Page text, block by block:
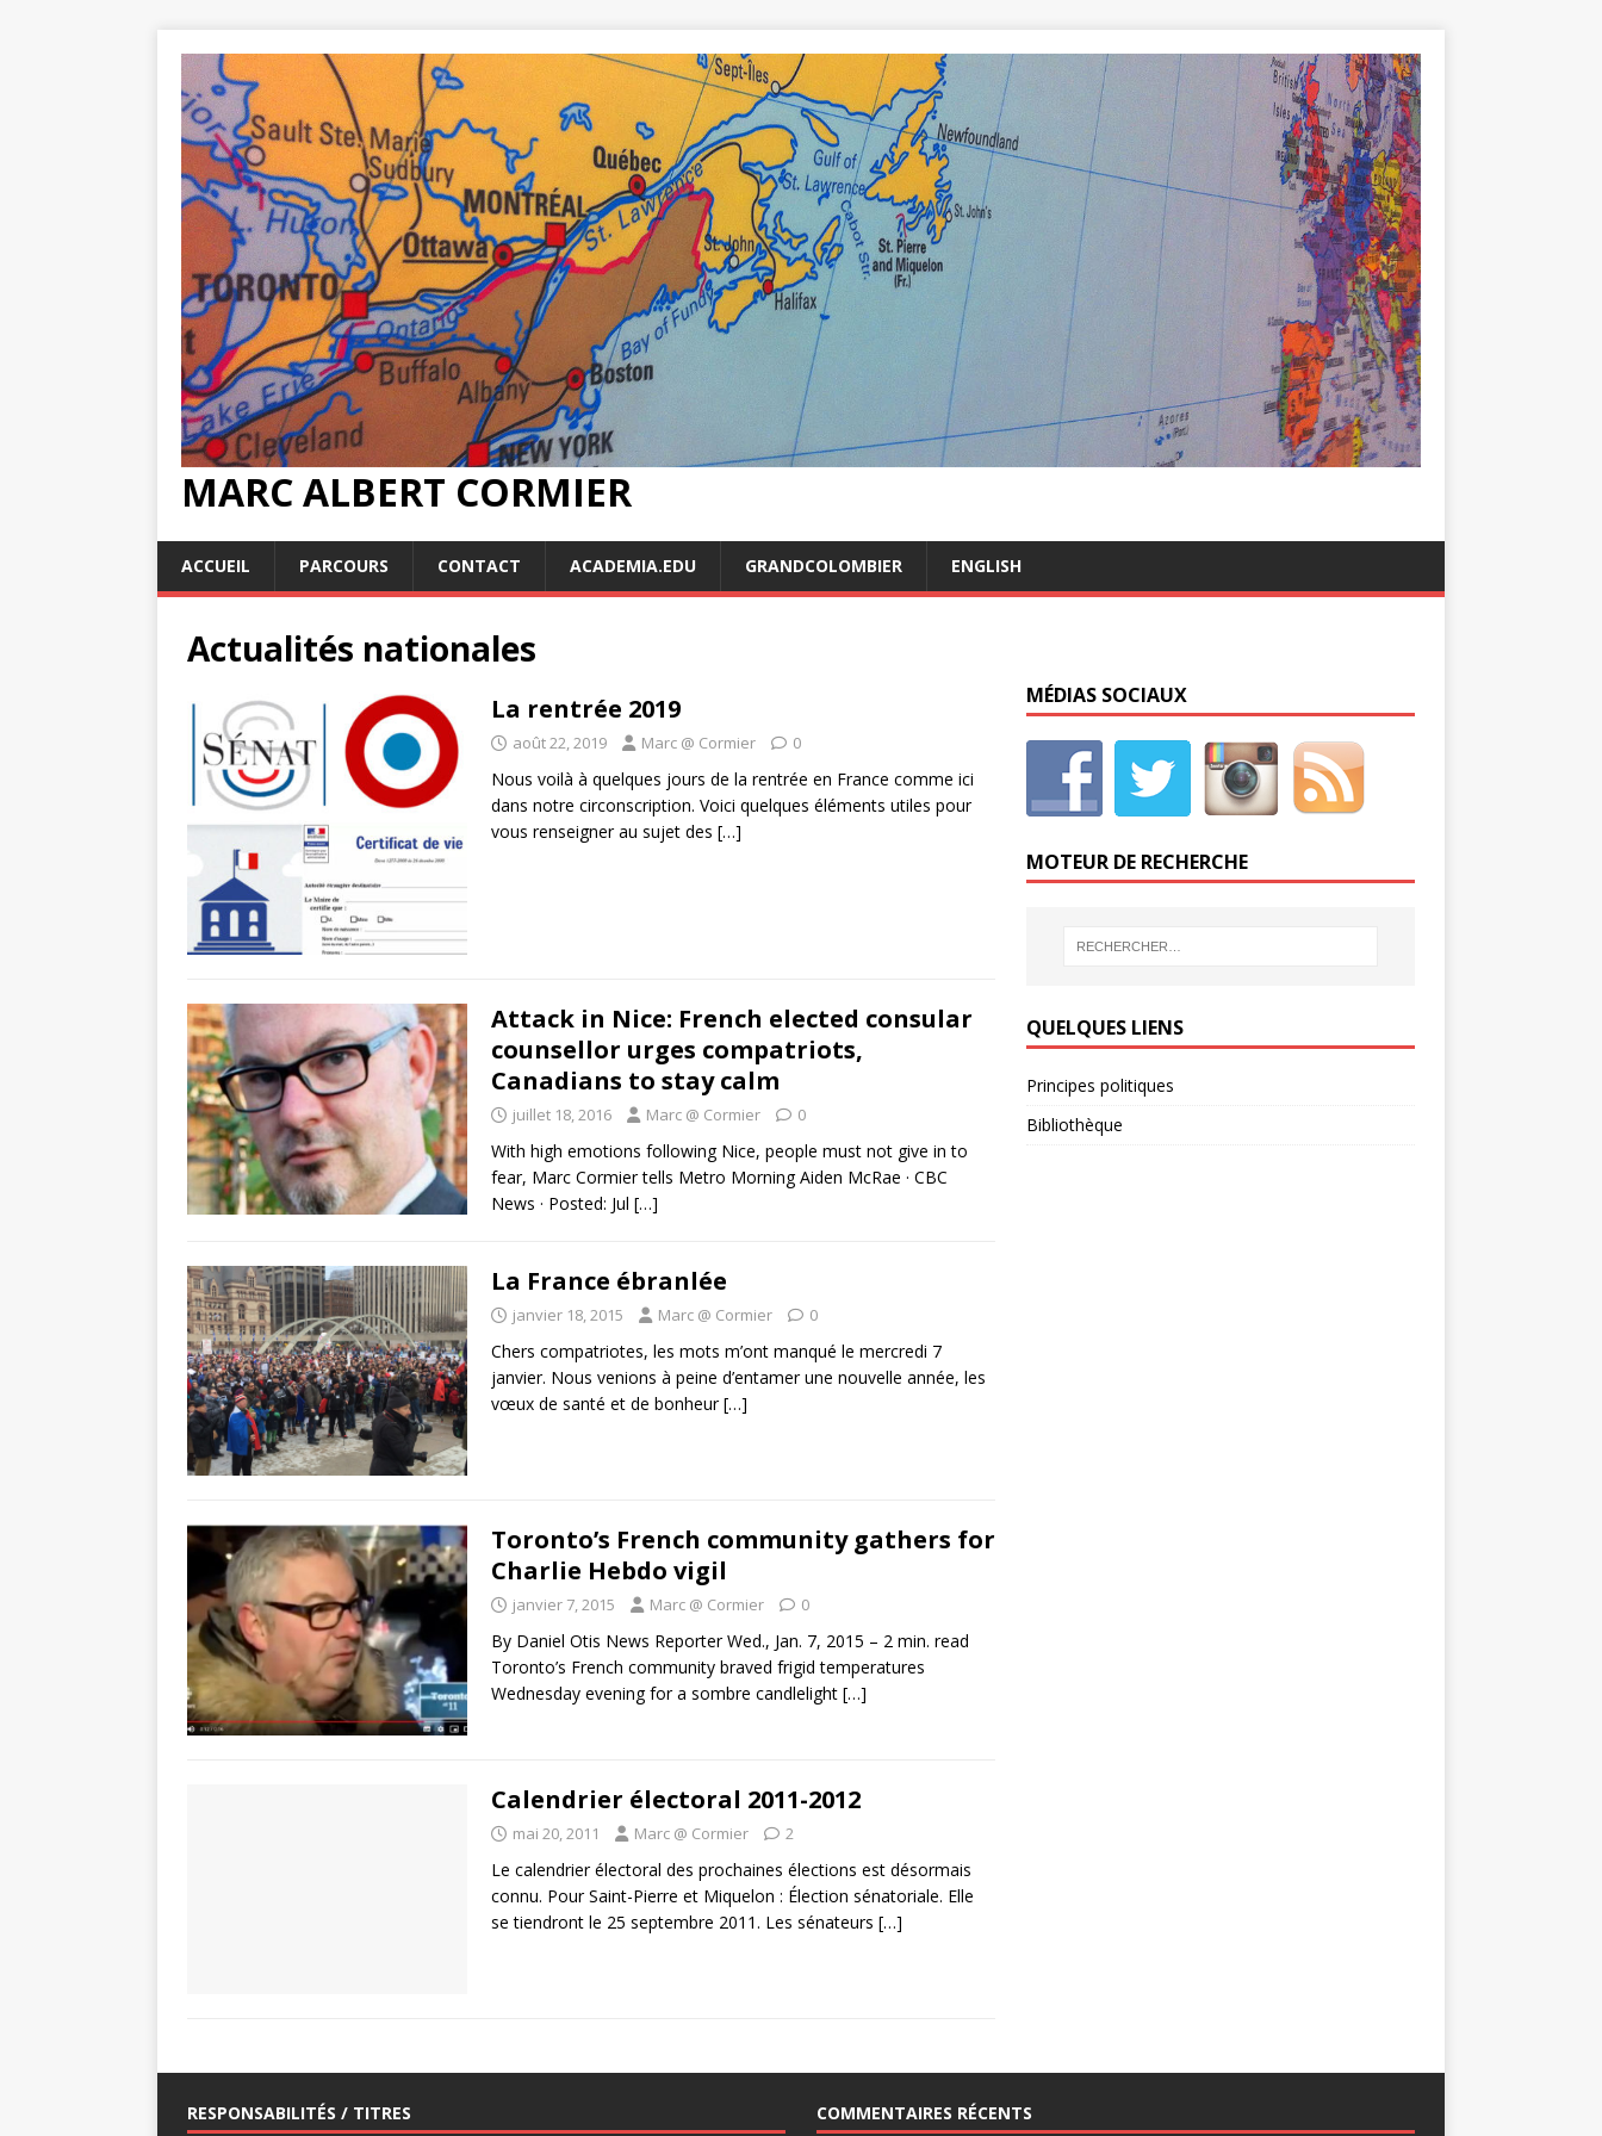
MARC ALBERT CORMIER
ACCUEIL PARCOURS CONTACT ACADEMIA.EDU GRANDCOLOMBIER ENGLISH
Actualités nationales
La rentrée 2019
août 22, 2019 Marc @ Cormier 0
Nous voilà à quelques jours de la rentrée en France comme ici
dans notre circonscription. Voici quelques éléments utiles pour
vous renseigner au sujet des […]
Attack in Nice: French elected consular
counsellor urges compatriots,
Canadians to stay calm
juillet 18, 2016 Marc @ Cormier 0
With high emotions following Nice, people must not give in to
fear, Marc Cormier tells Metro Morning Aiden McRae · CBC
News · Posted: Jul […]
La France ébranlée
janvier 18, 2015 Marc @ Cormier 0
Chers compatriotes, les mots m’ont manqué le mercredi 7
janvier. Nous venions à peine d’entamer une nouvelle année, les
vœux de santé et de bonheur[…]
Toronto’s French community gathers for
Charlie Hebdo vigil
janvier 7, 2015 Marc @ Cormier 0
By Daniel Otis News Reporter Wed., Jan. 7, 2015 – 2 min. read
Toronto’s French community braved frigid temperatures
Wednesday evening for a sombre candlelight […]
Calendrier électoral 2011-2012
mai 20, 2011 Marc @ Cormier 2
Le calendrier électoral des prochaines élections est désormais
connu. Pour Saint-Pierre et Miquelon : Élection sénatoriale. Elle
se tiendront le 25 septembre 2011. Les sénateurs […]
MÉDIAS SOCIAUX
MOTEUR DE RECHERCHE
QUELQUES LIENS
Principes politiques
Bibliothèque
RESPONSABILITÉS / TITRES COMMENTAIRES RÉCENTS